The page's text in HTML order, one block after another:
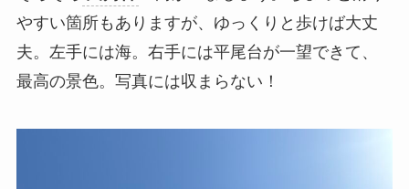
やすい箇所もありますが、ゆっくりと歩けば大丈
夫。左手には海。右手には平尾台が一望できて、
最高の景色。写真には収まらない！